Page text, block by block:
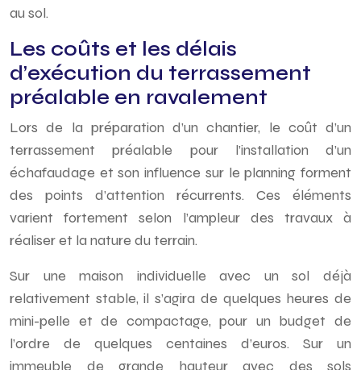
au sol.
Les coûts et les délais
d’exécution du terrassement
préalable en ravalement
Lors de la préparation d’un chantier, le coût d’un
terrassement préalable pour l’installation d’un
échafaudage et son influence sur le planning forment
des points d’attention récurrents. Ces éléments
varient fortement selon l’ampleur des travaux à
réaliser et la nature du terrain.
Sur une maison individuelle avec un sol déjà
relativement stable, il s’agira de quelques heures de
mini-pelle et de compactage, pour un budget de
l’ordre de quelques centaines d’euros. Sur un
immeuble de grande hauteur avec des sols